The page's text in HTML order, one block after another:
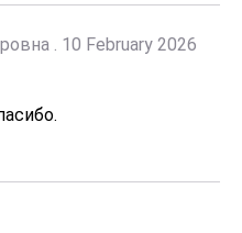
. 10 February 2026